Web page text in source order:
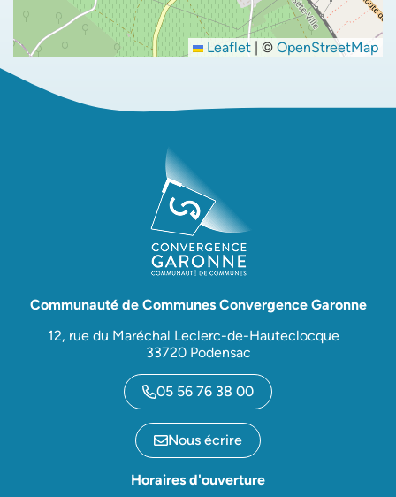
Leaflet © OpenStreetMap
Communauté de Communes Convergence Garonne
12, rue du Maréchal Leclerc-de-Hauteclocque
33720 Podensac
05 56 76 38 00
Nous écrire
Horaires d'ouverture